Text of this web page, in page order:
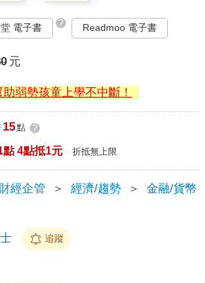
電子書 ? Readmoo 電子書
元
弱勢孩童上學不中斷！
15點 ?
點 4點抵1元 折抵無上限
財經企管 ＞ 經濟/趨勢 ＞ 金融/貨幣
追蹤